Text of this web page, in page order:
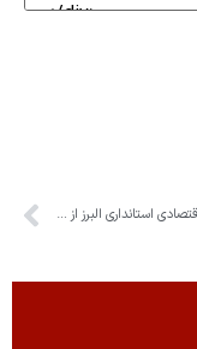
بازدید معاون اقتصادی استانداری البرز از شرکت‌های خسارت دیده از جنگ اخیر